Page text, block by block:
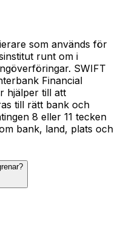
som används för
runt om i
SWIFT
Financial
hjälper till att
till rätt bank och
8 eller 11 tecken
bank, land, plats och